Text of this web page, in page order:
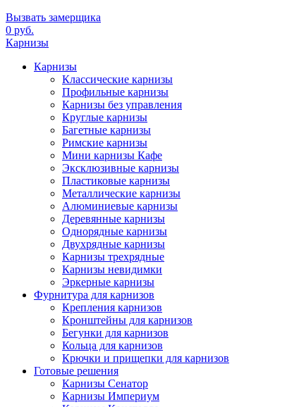
Вызвать замерщика
0 руб.
Карнизы
Карнизы
Классические карнизы
Профильные карнизы
Карнизы без управления
Круглые карнизы
Багетные карнизы
Римские карнизы
Мини карнизы Кафе
Эксклюзивные карнизы
Пластиковые карнизы
Металлические карнизы
Алюминиевые карнизы
Деревянные карнизы
Однорядные карнизы
Двухрядные карнизы
Карнизы трехрядные
Карнизы невидимки
Эркерные карнизы
Фурнитура для карнизов
Крепления карнизов
Кронштейны для карнизов
Бегунки для карнизов
Кольца для карнизов
Крючки и прищепки для карнизов
Готовые решения
Карнизы Сенатор
Карнизы Империум